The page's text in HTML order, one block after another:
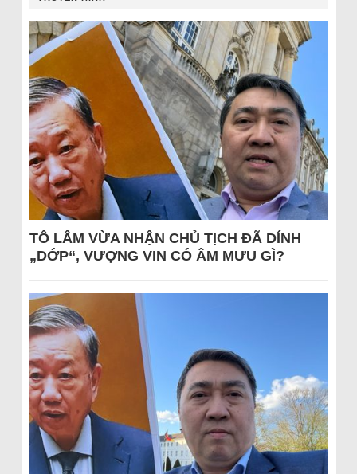
TÔ LÂM VỪA NHẬN CHỦ TỊCH ĐÃ DÍNH
„DỚP“, VƯỢNG VIN CÓ ÂM MƯU GÌ?